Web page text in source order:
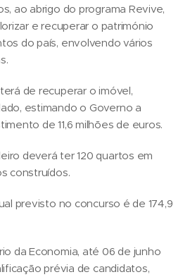
ao abrigo do programa Revive,
e recuperar o património
do país, envolvendo vários
de recuperar o imóvel,
estimando o Governo a
de 11,6 milhões de euros.
deverá ter 120 quartos em
construídos.
previsto no concurso é de 174,9
da Economia, até 06 de junho
prévia de candidatos,